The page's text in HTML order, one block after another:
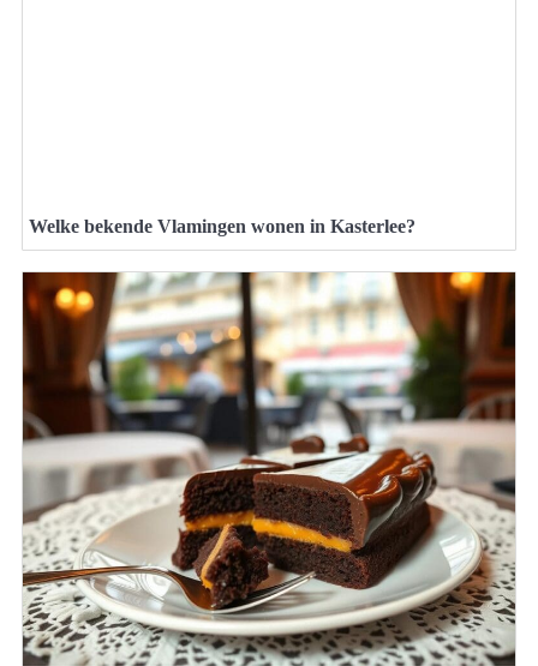
Welke bekende Vlamingen wonen in Kasterlee?